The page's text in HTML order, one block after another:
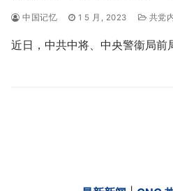
中国记忆 1 5 月, 2023 共党
近日，中共中将、中央警衞局